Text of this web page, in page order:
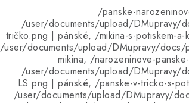
/panske-
/user/documents/upload/DMupravy/
tričko.png | pánské, /mikina-s-potiskem-
/user/documents/upload/DMupravy/docs/
mikina, /narozeninove-
/user/documents/upload/DMupravy/
LS.png | pánské, /panske-v-tricko-s-
/user/documents/upload/DMupravy/